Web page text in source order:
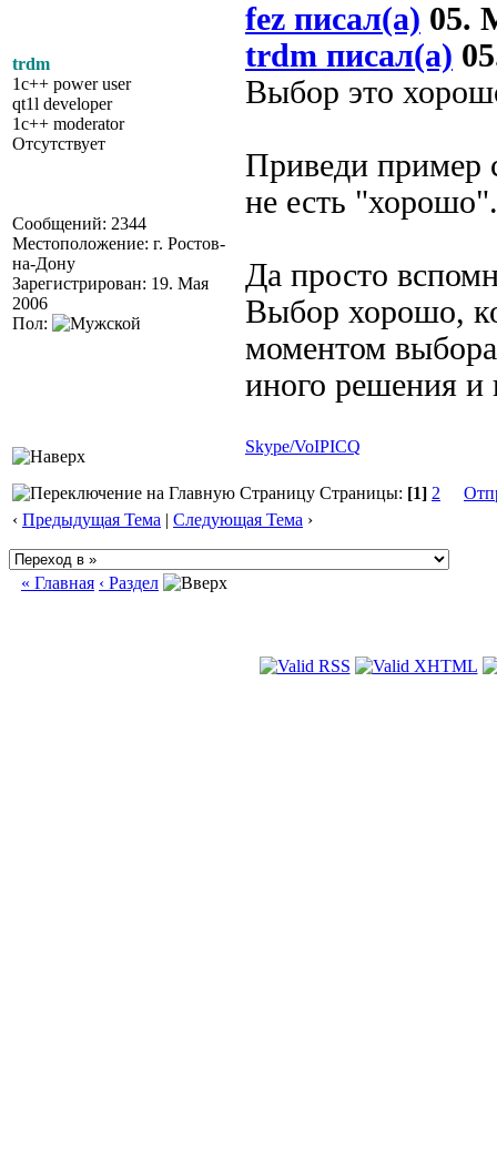
trdm
1c++ power user
qt1l developer
1c++ moderator
Отсутствует
Сообщений: 2344
Местоположение: г. Ростов-
на-Дону
Зарегистрирован: 19. Мая
2006
Пол:
fez писал(а) 05.
trdm писал(а)
Выбор это
Приведи пример
не есть "хорошо".
Да просто
Выбор хорошо,
моментом
иного решения и
Skype/VoIPICQ
Страницы: [1] 2
‹ Предыдущая Тема | Следующая Тема ›
« Главная ‹ Раздел